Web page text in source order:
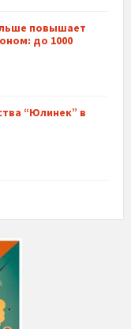
повышает
до 1000
“Юлинек” в